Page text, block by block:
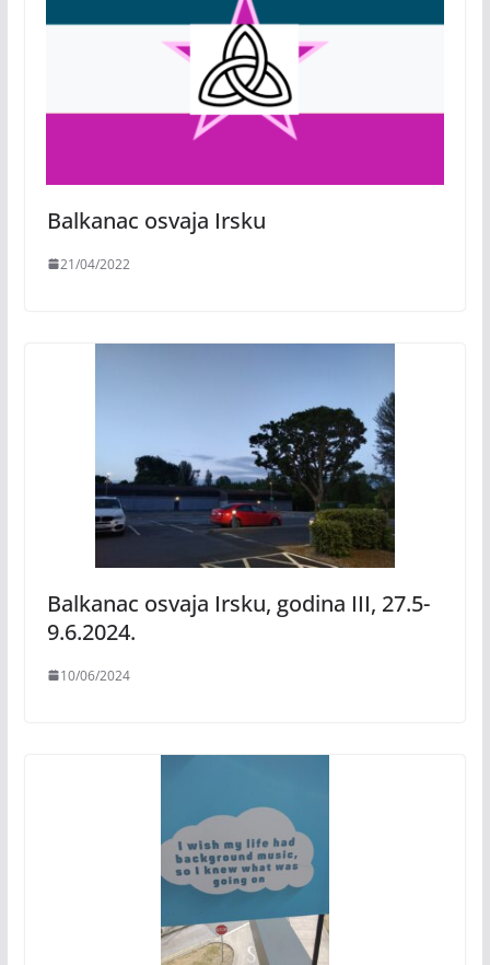
Balkanac osvaja Irsku
21/04/2022
Balkanac osvaja Irsku, godina III, 27.5-
9.6.2024.
10/06/2024